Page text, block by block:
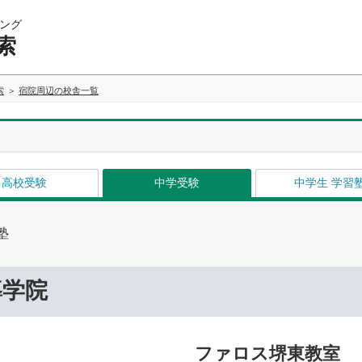
グ
宿院周辺の校舎一覧
高校受験 中学受験 中学生 学習
院
ファロス堺東教室